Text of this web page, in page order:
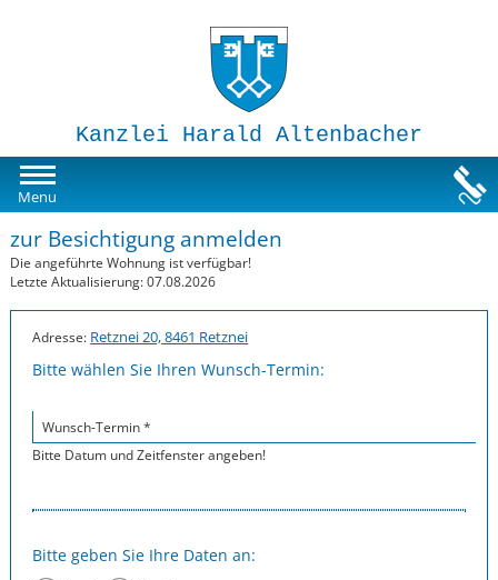
Kanzlei Harald Altenbacher
Menu
Susi-Sorglos Anlegerwohnungen
Impressum
zur Besichtigung anmelden
Die angeführte Wohnung ist verfügbar!
Letzte Aktualisierung: 07.08.2026
Adresse: Retznei 20, 8461 Retznei
Bitte wählen Sie Ihren Wunsch-Termin:
Wunsch-Termin *
Bitte Datum und Zeitfenster angeben!
Bitte geben Sie Ihre Daten an: